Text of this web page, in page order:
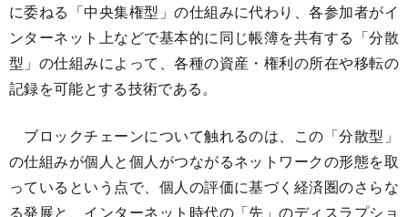
に委ねる「中央集権型」の仕組みに代わり、各参加者がイ
ンターネット上などで基本的に同じ帳簿を共有する「分散
型」の仕組みによって、各種の資産・権利の所在や移転の
記録を可能とする技術である。
ブロックチェーンについて触れるのは、この「分散型」
の仕組みが個人と個人がつながるネットワークの形態を取
っているという点で、個人の評価に基づく経済圏のさらな
る発展と、インターネット時代の「先」のディスラプショ